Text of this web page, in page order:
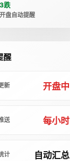
3跌
开盘自动提醒
醒
新 开盘中
送 每小时
计 自动汇总